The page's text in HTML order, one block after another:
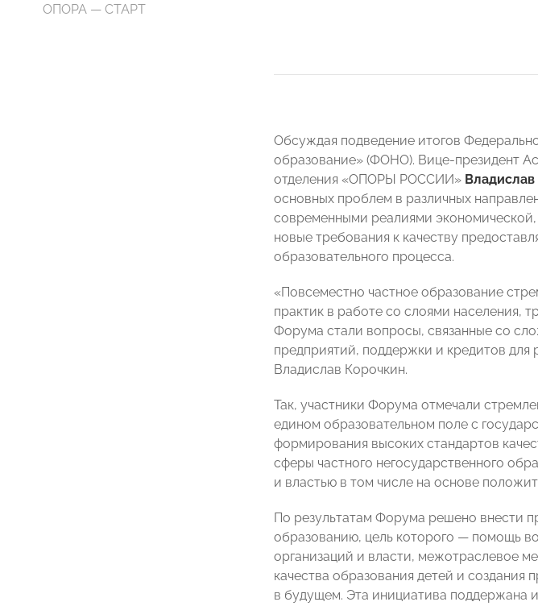
ОПОРА — СТАРТ
Обсуждая подведение итогов
образование» (ФОНО). Вице-президент
отделения «ОПОРЫ РОССИИ»
основных проблем в различных
современными реалиями
новые требования к качеству
образовательного процесса.
«Повсеместно частное образование
практик в работе со слоями
Форума стали вопросы, связанные со
предприятий, поддержки и кредитов для
Владислав Корочкин.
Так, участники Форума отмечали
едином образовательном поле с
формирования высоких стандартов
сферы частного негосударственного
и властью в том числе на основе
По результатам Форума решено внести
образованию, цель которого — помощь
организаций и власти, межотраслевое
качества образования детей и
в будущем. Эта инициатива